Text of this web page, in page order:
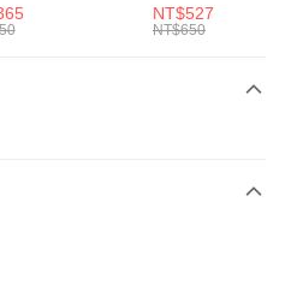
款。
」後，將跳轉至「AFTEE先享後付」
)免運費
)免運費
男女 短統襪
BA5871010
NT$527
NT$650